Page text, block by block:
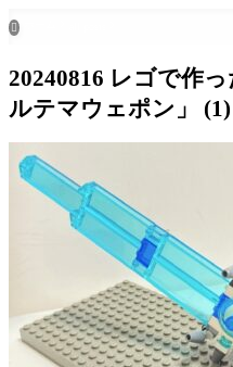

20240816 レゴで作
ルテマウェポン」 (1)